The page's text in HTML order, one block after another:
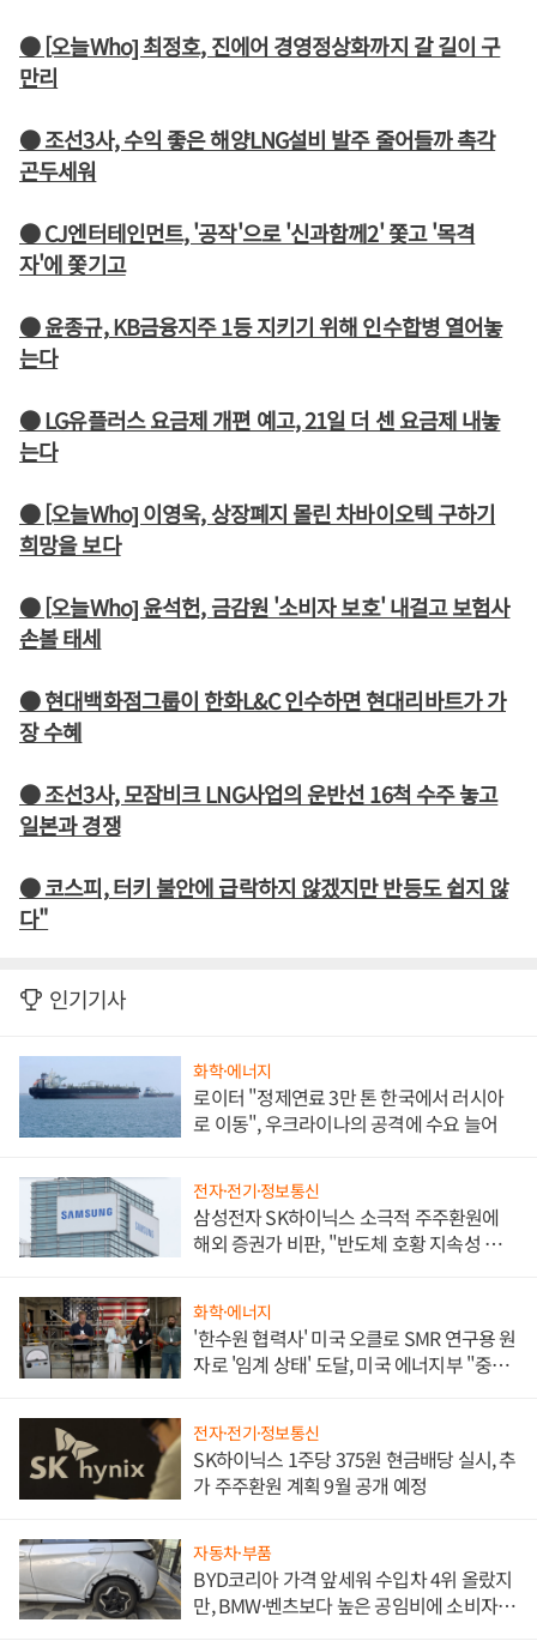
● [오늘Who] 최정호, 진에어 경영정상화까지 갈 길이 구
만리
● 조선3사, 수익 좋은 해양LNG설비 발주 줄어들까 촉각
곤두세워
● CJ엔터테인먼트, '공작'으로 '신과함께2' 쫓고 '목격
자'에 쫓기고
● 윤종규, KB금융지주 1등 지키기 위해 인수합병 열어놓
는다
● LG유플러스 요금제 개편 예고, 21일 더 센 요금제 내놓
는다
● [오늘Who] 이영욱, 상장폐지 몰린 차바이오텍 구하기
희망을 보다
● [오늘Who] 윤석헌, 금감원 '소비자 보호' 내걸고 보험사
손볼 태세
● 현대백화점그룹이 한화L&C 인수하면 현대리바트가 가
장 수혜
● 조선3사, 모잠비크 LNG사업의 운반선 16척 수주 놓고
일본과 경쟁
● 코스피, 터키 불안에 급락하지 않겠지만 반등도 쉽지 않
다"
인기기사
화학·에너지
로이터 "정제연료 3만 톤 한국에서 러시아
로 이동", 우크라이나의 공격에 수요 늘어
전자·전기·정보통신
삼성전자 SK하이닉스 소극적 주주환원에
해외 증권가 비판, "반도체 호황 지속성 의
화학·에너지
'한수원 협력사' 미국 오클로 SMR 연구용 원
자로 '임계 상태' 도달, 미국 에너지부 "중요
전자·전기·정보통신
SK하이닉스 1주당 375원 현금배당 실시, 추
가 주주환원 계획 9월 공개 예정
자동차·부품
BYD코리아 가격 앞세워 수입차 4위 올랐지
만, BMW·벤츠보다 높은 공임비에 소비자